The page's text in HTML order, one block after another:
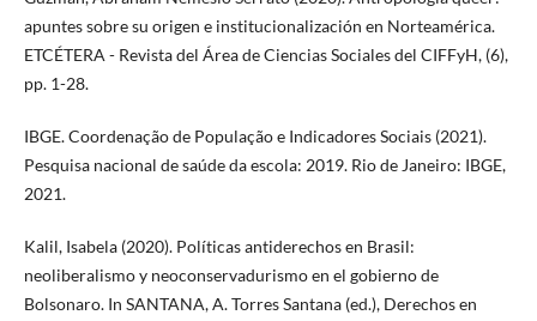
apuntes sobre su origen e institucionalización en Norteamérica.
ETCÉTERA - Revista del Área de Ciencias Sociales del CIFFyH, (6),
pp. 1-28.
IBGE. Coordenação de População e Indicadores Sociais (2021).
Pesquisa nacional de saúde da escola: 2019. Rio de Janeiro: IBGE,
2021.
Kalil, Isabela (2020). Políticas antiderechos en Brasil:
neoliberalismo y neoconservadurismo en el gobierno de
Bolsonaro. In SANTANA, A. Torres Santana (ed.), Derechos en